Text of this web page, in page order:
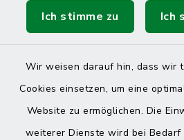
Ich stimme zu Ich
Wir weisen darauf hin, dass wir
Cookies einsetzen, um eine
Website zu ermöglichen. Die
weiterer Dienste wird bei
Kontakt